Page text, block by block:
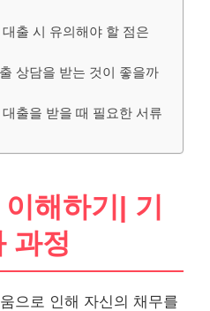
출 시 유의해야 할 점은
상담을 받는 것이 좋을까
출을 받을 때 필요한 서류
해하기| 기
과정
으로 인해 자신의 채무를